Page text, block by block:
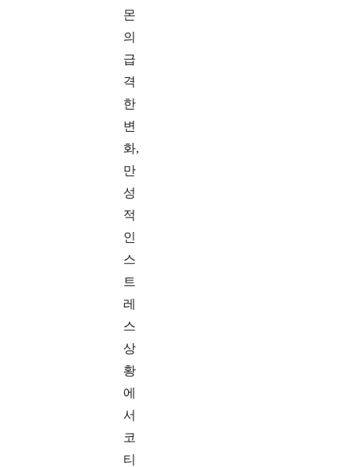
몬
의
급
격
한
변
화,
만
성
적
인
스
트
레
스
상
황
에
서
코
티